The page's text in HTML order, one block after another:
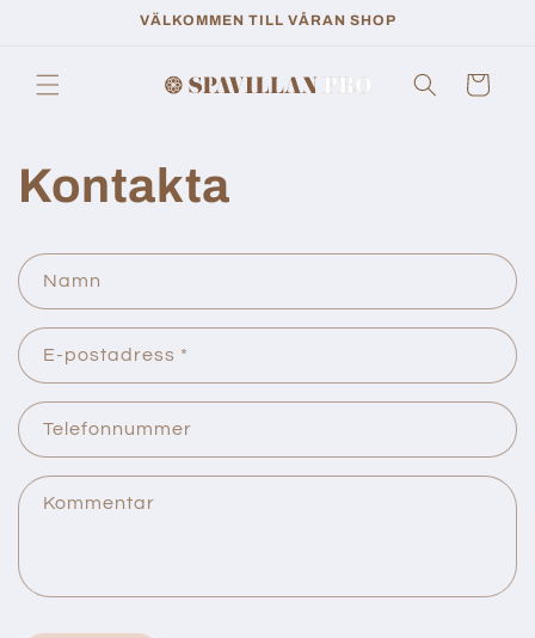
VÄLKOMMEN TILL VÅRAN SHOP
Varukorg
Kontakta
K
o
n
t
k
t
f
m
Namn
E-postadress *
Telefonnummer
Kommentar